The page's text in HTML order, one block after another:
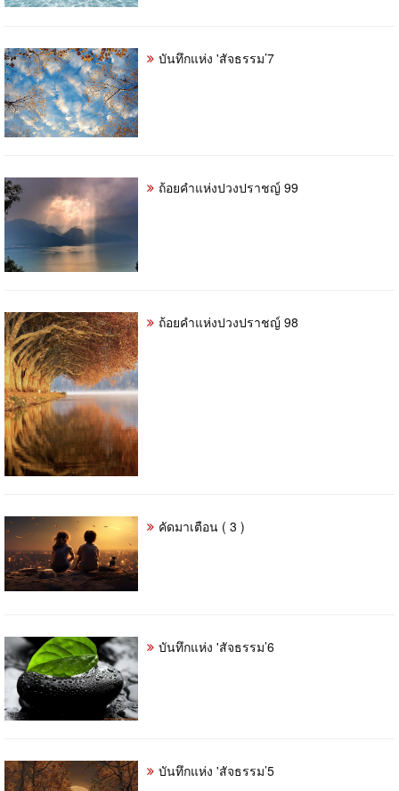
บันทึกแห่ง 'สัจธรรม’7
ถ้อยคำแห่งปวงปราชญ์​ 99
ถ้อยคำแห่งปวงปราชญ์​ 98
คัดมาเตือน ( 3 )
บันทึกแห่ง 'สัจธรรม’6
บันทึกแห่ง 'สัจธรรม’5